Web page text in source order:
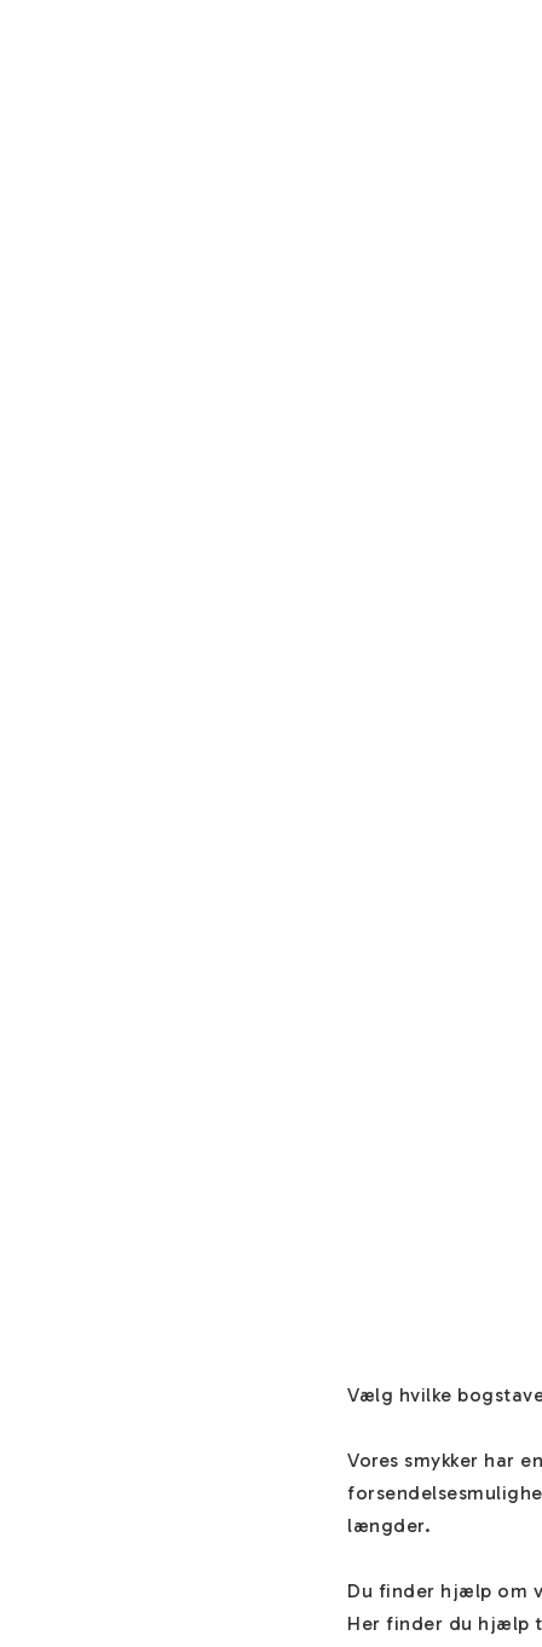
Vælg hvilke
Vores smykker har
længder.
Du finder hjælp om
Her finder du hjælp